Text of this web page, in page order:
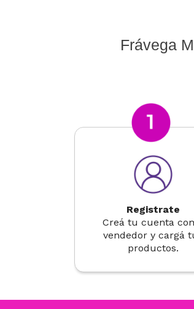
Frávega
Registrate
Creá tu cuenta
vendedor y cargá
productos.